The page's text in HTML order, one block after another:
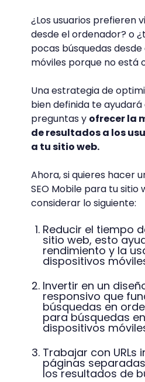
¿Los usuarios prefieren
desde el ordenador? o
pocas búsquedas desde
móviles porque no está
Una estrategia de
bien definida te
preguntas y ofrecer la
de resultados a los
a tu sitio web.
Ahora, si quieres hacer
SEO Mobile para tu sitio
considerar lo siguiente:
Reducir el tiempo
sitio web, esto
rendimiento y la
dispositivos
Invertir en un
responsivo que
búsquedas en
para búsquedas
dispositivos
Trabajar con URLs
páginas
los resultados de